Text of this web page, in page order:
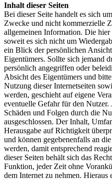
Inhalt dieser Seiten
Bei dieser Seite handelt es sich
Zwecke und nicht kommerzielle
allgemeinen Information. Die
soweit es sich nicht um
ein Blick der persönlichen
Eigentümers. Sollte sich jemand
persönlich angegriffen oder
Absicht des Eigentümers und
Nutzung dieser Internetseiten
werden, geschieht auf eigene
eventuelle Gefahr für den
Schäden und Folgen durch die
ausgeschlossen. Der Inhalt,
Herausgabe auf Richtigkeit
und können gegebenenfalls an
werden, damit entsprechend
dieser Seiten behält sich das
Funktion, jeder Zeit ohne
dem Internet zu nehmen.